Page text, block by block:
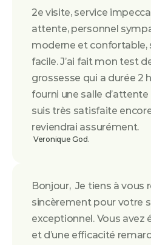
2e visite, service
attente, personnel
moderne et
facile. J’ai fait mon test
grossesse qui a durée 2
fourni une salle
suis très satisfaite
reviendrai assurément.
Veronique God.
Bonjour,  Je tiens à vous
sincèrement pour votre
exceptionnel. Vous avez
et d’une efficacité